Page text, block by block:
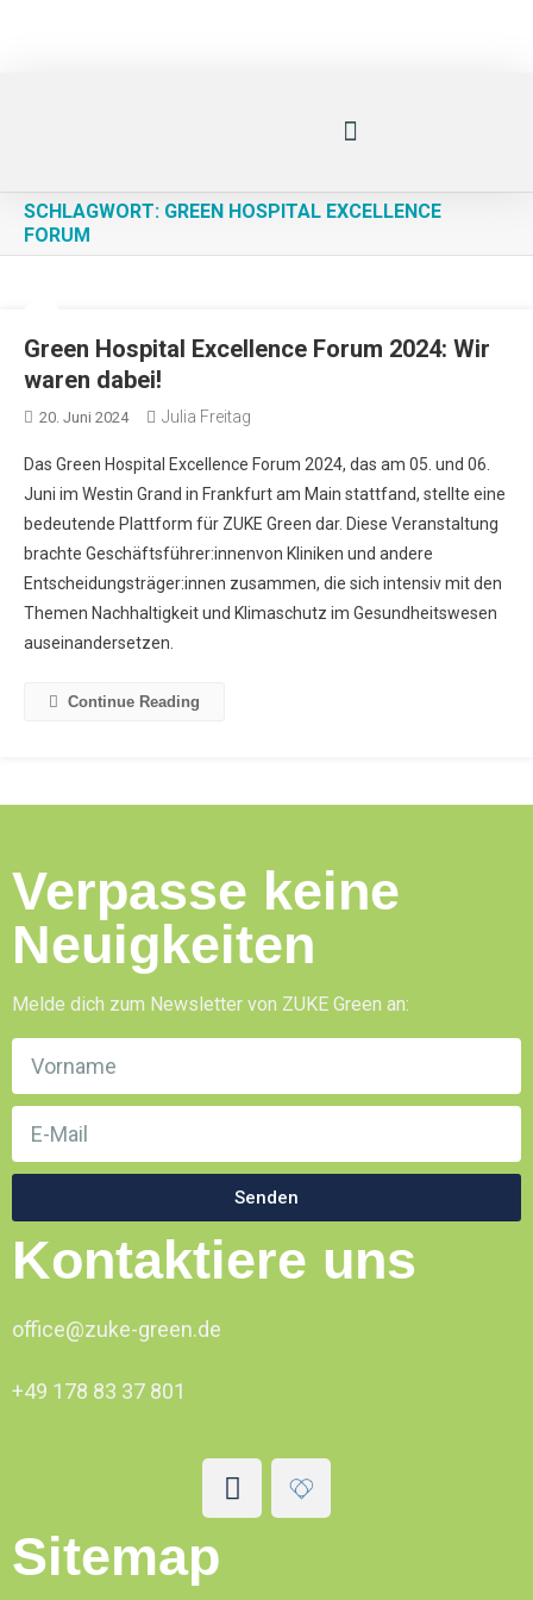
SCHLAGWORT: GREEN HOSPITAL EXCELLENCE
FORUM
Green Hospital Excellence Forum 2024: Wir
waren dabei!
20. Juni 2024 Julia Freitag
Das Green Hospital Excellence Forum 2024, das am 05. und 06.
Juni im Westin Grand in Frankfurt am Main stattfand, stellte eine
bedeutende Plattform für ZUKE Green dar. Diese Veranstaltung
brachte Geschäftsführer:innenvon Kliniken und andere
Entscheidungsträger:innen zusammen, die sich intensiv mit den
Themen Nachhaltigkeit und Klimaschutz im Gesundheitswesen
auseinandersetzen.
Continue Reading
Verpasse keine
Neuigkeiten
Melde dich zum Newsletter von ZUKE Green an:
Senden
Kontaktiere uns
office@zuke-green.de
+49 178 83 37 801
Sitemap